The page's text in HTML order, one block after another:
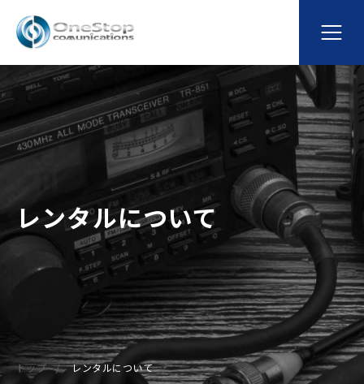
レンタルについて
トップ レンタルについて